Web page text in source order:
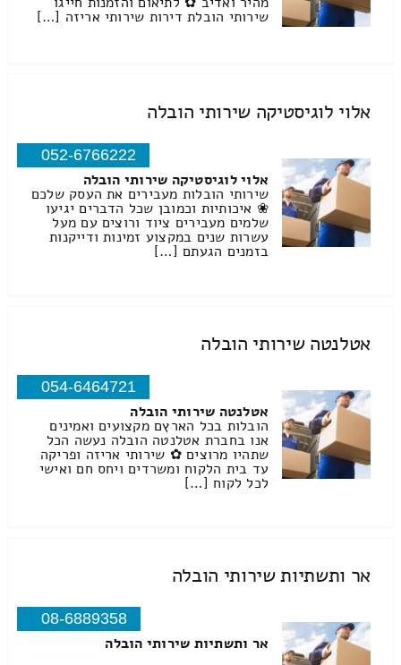
שירותי הובלת דירות שירותי אריזה […]
אלוי לוגיסטיקה שירותי הובלה
052-6766222
אלוי לוגיסטיקה שירותי הובלה
שירותי הובלות מעבירים את העסק שלכם
❀ איכותיות וכמובן שכל הדברים יגיעו
שלמים מעבירים ציוד ורוצים עם מעל
עשרות שנים במקצוע זמינות ודייקנות
בזמנים הגעתם […]
אטלנטה שירותי הובלה
054-6464721
אטלנטה שירותי הובלה
הובלות בכל הארץם מקצועים ואמינים
אנו בחברת אטלנטה הובלה נעשה הכל
שתהיו מרוצים ✿ שירותי אריזה ופריקה
עד בית הלקוח ומשרדים ויחס חם ואישי
לכל לקוח […]
אר ותשתיות שירותי הובלה
08-6889358
אר ותשתיות שירותי הובלה